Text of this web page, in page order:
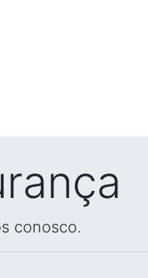
conosco.